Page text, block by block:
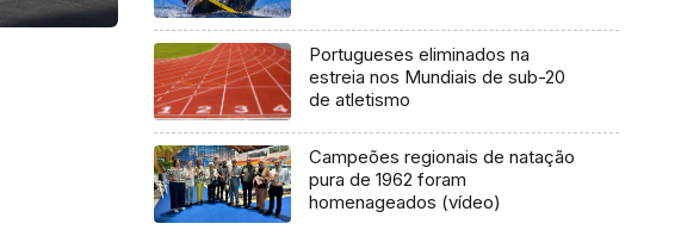
Portugueses eliminados na
estreia nos Mundiais de sub-20
de atletismo
Campeões regionais de natação
pura de 1962 foram
homenageados (vídeo)